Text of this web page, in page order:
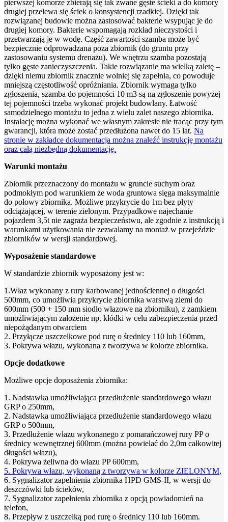
pierwszej komorze zbierają się tak zwane gęste ścieki a do komory
drugiej przelewa się ściek o konsystencji rzadkiej. Dzięki tak
rozwiązanej budowie można zastosować bakterie wsypując je do
drugiej komory. Bakterie wspomagają rozkład nieczystości i
przetwarzają je w wodę. Część zawartości szamba może być
bezpiecznie odprowadzana poza zbiornik (do gruntu przy
zastosowaniu systemu drenażu). We wnętrzu szamba pozostają
tylko gęste zanieczyszczenia. Takie rozwiązanie ma wielką zaletę –
dzięki niemu zbiornik znacznie wolniej się zapełnia, co powoduje
mniejszą częstotliwość opróżniania. Zbiornik wymaga tylko
zgłoszenia, szamba do pojemności 10 m3 są na zgłoszenie powyżej
tej pojemności trzeba wykonać projekt budowlany. Łatwość
samodzielnego montażu to jedna z wielu zalet naszego zbiornika.
Instalację można wykonać we własnym zakresie nie tracąc przy tym
gwarancji, która może zostać przedłużona nawet do 15 lat. Na
stronie w zakładce dokumentacja można znaleźć instrukcję montażu
oraz całą niezbędną dokumentację.
Warunki montażu
Zbiornik przeznaczony do montażu w gruncie suchym oraz
podmokłym pod warunkiem że woda gruntowa sięga maksymalnie
do połowy zbiornika. Możliwe przykrycie do 1m bez płyty
odciążającej, w terenie zielonym. Przypadkowe najechanie
pojazdem 3,5t nie zagraża bezpieczeństwu, ale zgodnie z instrukcją i
warunkami użytkowania nie zezwalamy na montaż w przejeździe
zbiorników w wersji standardowej.
Wyposażenie standardowe
W standardzie zbiornik wyposażony jest w:
1.Właz wykonany z rury karbowanej jednościennej o długości
500mm, co umożliwia przykrycie zbiornika warstwą ziemi do
600mm (500 + 150 mm siodło włazowe na zbiorniku), z zamkiem
umożliwiającym założenie np. kłódki w celu zabezpieczenia przed
niepożądanym otwarciem
2. Przyłącze uszczelkowe pod rurę o średnicy 110 lub 160mm,
3. Pokrywa włazu, wykonana z tworzywa w kolorze zbiornika.
Opcje dodatkowe
Możliwe opcje doposażenia zbiornika:
1. Nadstawka umożliwiająca przedłużenie standardowego włazu
GRP o 250mm,
2. Nadstawka umożliwiająca przedłużenie standardowego włazu
GRP o 500mm,
3. Przedłużenie włazu wykonanego z pomarańczowej rury PP o
średnicy wewnętrznej 600mm (można powielać do 2,0m całkowitej
długości włazu),
4. Pokrywa żeliwna do włazu PP 600mm,
5. Pokrywa włazu, wykonaną z tworzywa w kolorze ZIELONYM,
6. Sygnalizator zapełnienia zbiornika HPD GMS-II, w wersji do
deszczówki lub ścieków,
7. Sygnalizator zapełnienia zbiornika z opcją powiadomień na
telefon,
8. Przepływ z uszczelką pod rurę o średnicy 110 lub 160mm.